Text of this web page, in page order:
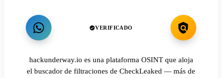
VERIFICADO
hackunderway.io es una plataforma OSINT que aloja
el buscador de filtraciones de CheckLeaked — más de